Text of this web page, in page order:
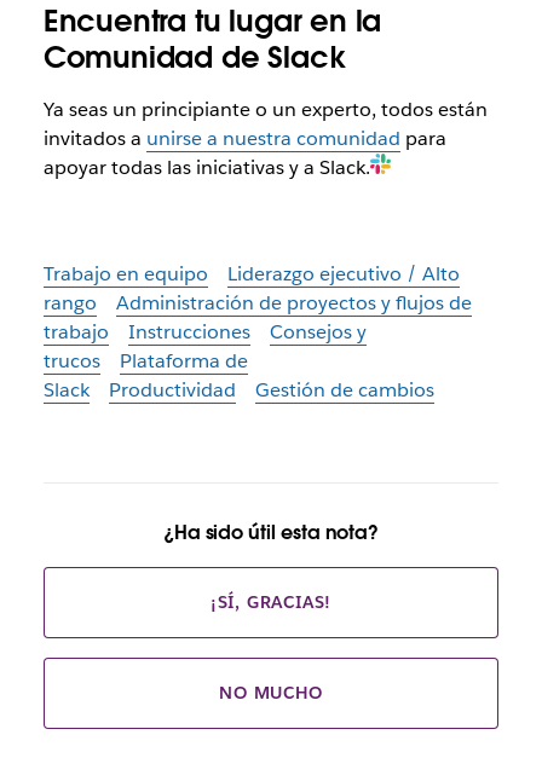
Encuentra tu lugar en la
Comunidad de Slack
Ya seas un principiante o un experto, todos están
invitados a unirse a nuestra comunidad para
apoyar todas las iniciativas y a Slack.
Trabajo en equipo
Liderazgo ejecutivo / Alto
rango
Administración de proyectos y flujos de
trabajo
Instrucciones
Consejos y
trucos
Plataforma de
Slack
Productividad Gestión de cambios
¿Ha sido útil esta nota?
¡SÍ, GRACIAS!
NO MUCHO